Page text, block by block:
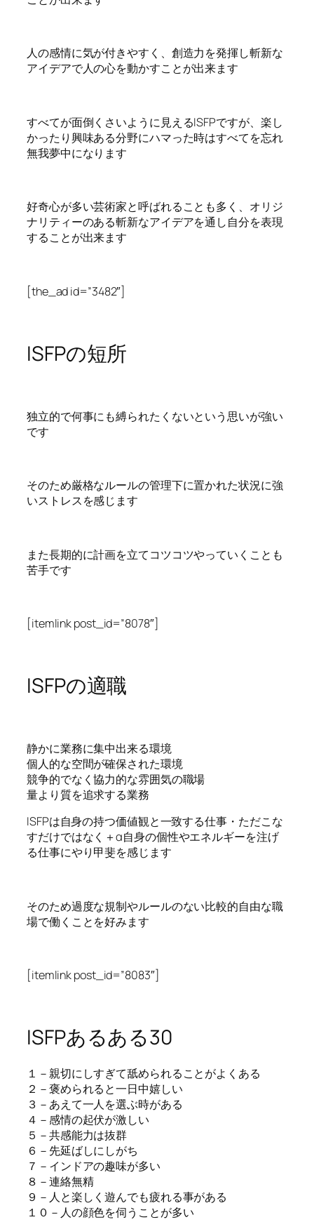
人の感情に気が付きやすく、創造力を発揮し斬新な
アイデアで人の心を動かすことが出来ます
すべてが面倒くさいように見えるISFPですが、楽し
かったり興味ある分野にハマった時はすべてを忘れ
無我夢中になります
好奇心が多い芸術家と呼ばれることも多く、オリジ
ナリティーのある斬新なアイデアを通し自分を表現
することが出来ます
[the_ad id=”3482″]
ISFPの短所
独立的で何事にも縛られたくないという思いが強い
です
そのため厳格なルールの管理下に置かれた状況に強
いストレスを感じます
また長期的に計画を立てコツコツやっていくことも
苦手です
[itemlink post_id=”8078″]
ISFPの適職
静かに業務に集中出来る環境
個人的な空間が確保された環境
競争的でなく協力的な雰囲気の職場
量より質を追求する業務
ISFPは自身の持つ価値観と一致する仕事・ただこな
すだけではなく＋α自身の個性やエネルギーを注げ
る仕事にやり甲斐を感じます
そのため過度な規制やルールのない比較的自由な職
場で働くことを好みます
[itemlink post_id=”8083″]
ISFPあるある30
１－親切にしすぎて舐められることがよくある
２－褒められると一日中嬉しい
３－あえて一人を選ぶ時がある
４－感情の起伏が激しい
５－共感能力は抜群
６－先延ばしにしがち
７－インドアの趣味が多い
８－連絡無精
９－人と楽しく遊んでも疲れる事がある
１０－人の顔色を伺うことが多い